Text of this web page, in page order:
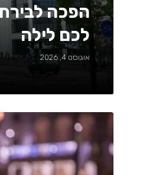
הפכה
לכם לילה
אוגוסט 4, 2026